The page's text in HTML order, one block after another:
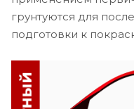
грунтуются для
подготовки к